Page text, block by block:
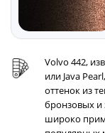
Volvo 442,
или Java
оттенок из
бронзовых и
широко